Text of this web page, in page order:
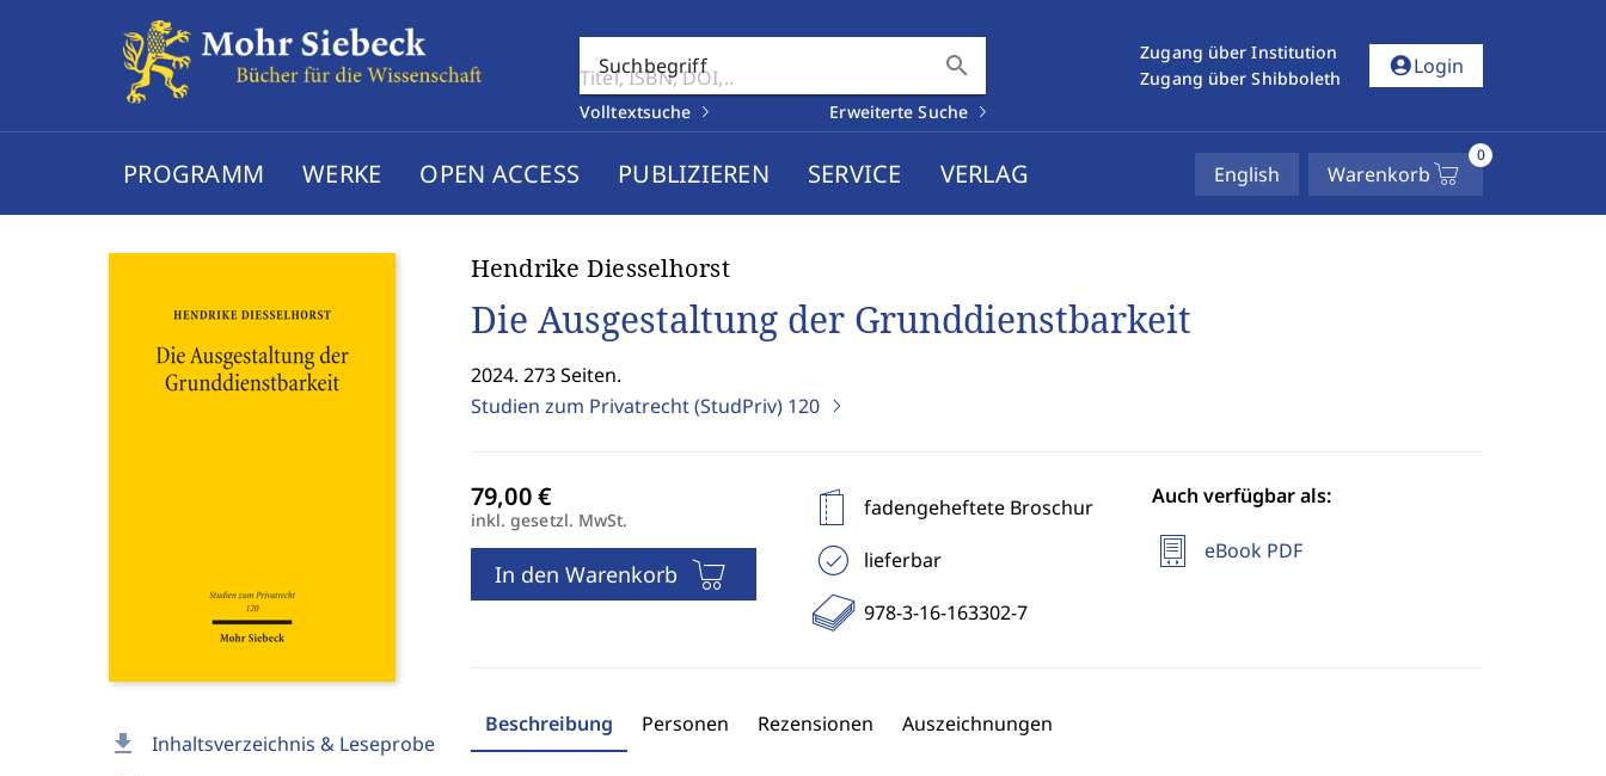
Suchbegriff search
Volltextsuche Erweiterte Suche
Zugang über Institution
Zugang über Shibboleth
account_circleLogin
PROGRAMM WERKE OPEN ACCESS PUBLIZIEREN SERVICE VERLAG English Warenkorb
0
download Inhaltsverzeichnis & Leseprobe
Hendrike Diesselhorst
Die Ausgestaltung der Grunddienstbarkeit
2024. 273 Seiten.
Studien zum Privatrecht (StudPriv) 120
inkl. gesetzl. MwSt.
In den Warenkorb
fadengeheftete Broschur
lieferbar
978-3-16-163302-7
Auch verfügbar als:
eBook PDF
Beschreibung Personen Rezensionen Auszeichnungen